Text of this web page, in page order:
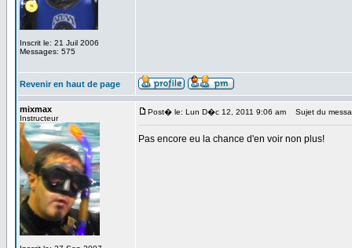
Inscrit le: 21 Juil 2006
Messages: 575
Revenir en haut de page
mixmax
Instructeur
Post� le: Lun D�c 12, 2011 9:06 am Sujet du
Pas encore eu la chance d'en voir non plus!